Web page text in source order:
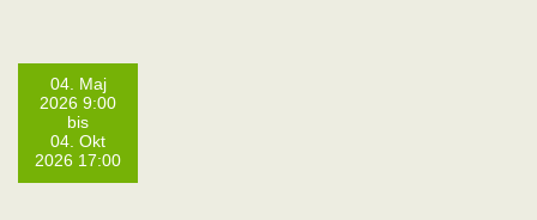
04. Maj
2026 9:00
bis
04. Okt
2026 17:00